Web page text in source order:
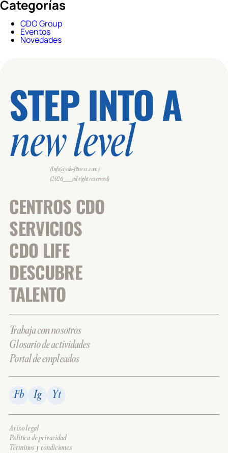
Categorías
CDO Group
Eventos
Novedades
STEP INTO A
new level
(Info@cdo-fitness.com)
(2026___all right reserverd)
CENTROS CDO
SERVICIOS
CDO LIFE
DESCUBRE
TALENTO
Trabaja con nosotros
Glosario de actividades
Portal de empleados
Fb Ig Yt
Aviso legal
Política de privacidad
Términos y condiciones